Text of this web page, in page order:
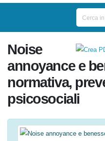
Noise
annoyance e
normativa,
psicosociali